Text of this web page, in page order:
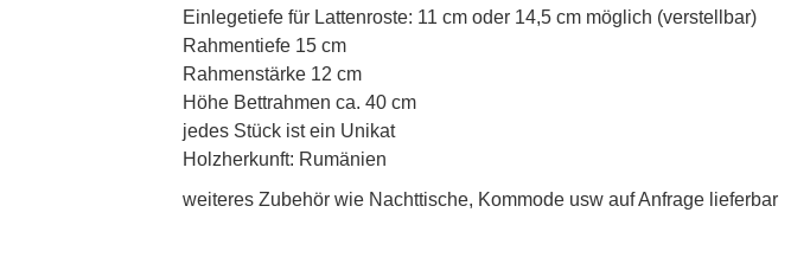
Einlegetiefe für Lattenroste: 11 cm oder 14,5 cm möglich (verstellbar)
Rahmentiefe 15 cm
Rahmenstärke 12 cm
Höhe Bettrahmen ca. 40 cm
jedes Stück ist ein Unikat
Holzherkunft: Rumänien
weiteres Zubehör wie Nachttische, Kommode usw auf Anfrage lieferbar